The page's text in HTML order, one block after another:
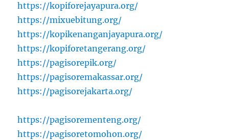
https://kopiforejayapura.org/
https://mixuebitung.org/
https://kopikenanganjayapura.org/
https://kopiforetangerang.org/
https://pagisorepik.org/
https://pagisoremakassar.org/
https://pagisorejakarta.org/
https://pagisorementeng.org/
https://pagisoretomohon.org/